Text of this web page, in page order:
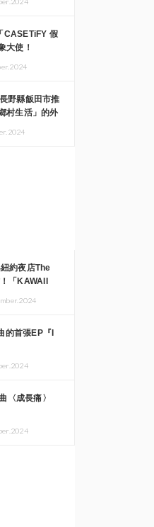
CASETiFY 假
大使！
野縣飯田市推
村生活」的外
約夜店The
「KAWAII
的首張EP『I
〈成長痛〉